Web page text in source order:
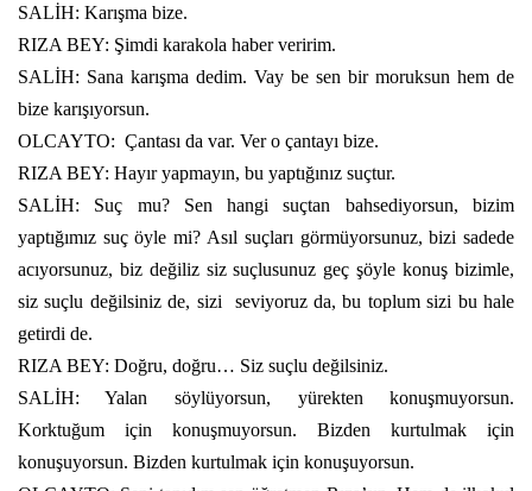
SALİH: Karışma bize.
RIZA BEY: Şimdi karakola haber veririm.
SALİH: Sana karışma dedim. Vay be sen bir moruksun hem de
bize karışıyorsun.
OLCAYTO: Çantası da var. Ver o çantayı bize.
RIZA BEY: Hayır yapmayın, bu yaptığınız suçtur.
SALİH: Suç mu? Sen hangi suçtan bahsediyorsun, bizim
yaptığımız suç öyle mi? Asıl suçları görmüyorsunuz, bizi sadede
acıyorsunuz, biz değiliz siz suçlusunuz geç şöyle konuş bizimle,
siz suçlu değilsiniz de, sizi
seviyoruz da, bu toplum sizi bu hale
getirdi de.
RIZA BEY: Doğru, doğru… Siz suçlu değilsiniz.
SALİH: Yalan söylüyorsun, yürekten konuşmuyorsun.
Korktuğum için konuşmuyorsun. Bizden kurtulmak için
konuşuyorsun. Bizden kurtulmak için konuşuyorsun.